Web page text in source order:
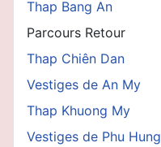
Thap Bang An
Parcours Retour
Thap Chiên Dan
Vestiges de An My
Thap Khuong My
Vestiges de Phu Hung